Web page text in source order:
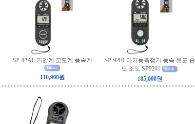
SP-82AL 기압계 고도계 풍속계
110,900원
SP-9201 다기능측정기 풍속 온도 습
도 조도 SP9201
185,000원